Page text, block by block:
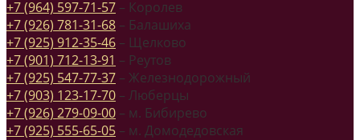
+7 (964) 597-71-57 – Королев
+7 (926) 781-31-68 – Балашиха
+7 (925) 912-35-46 – Щелково
+7 (901) 712-13-91 – Реутов
+7 (925) 547-77-37 – Железнодорожный
+7 (903) 123-17-70 – Люберцы
+7 (926) 279-09-00 – м. Бибирево
+7 (925) 555-65-05 – м. Домодедовская